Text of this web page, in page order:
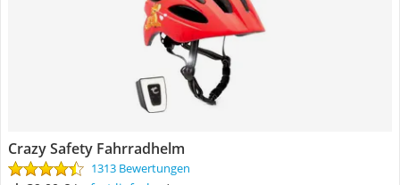
Crazy Safety Fahrradhelm
1313 Bewertungen